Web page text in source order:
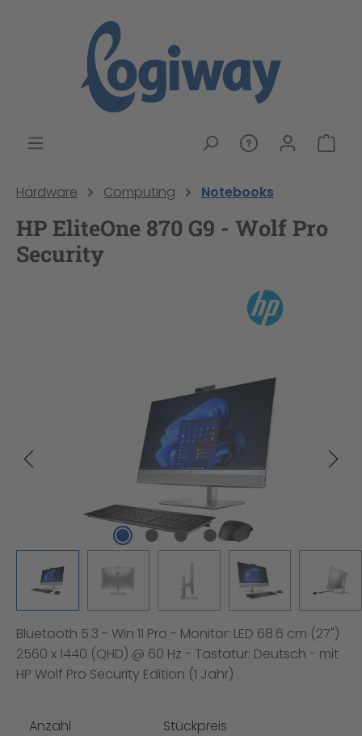
Hardware Computing Notebooks
HP EliteOne 870 G9 - Wolf Pro
Security
Bluetooth 5.3 - Win 11 Pro - Monitor: LED 68.6 cm (27")
2560 x 1440 (QHD) @ 60 Hz - Tastatur: Deutsch - mit
HP Wolf Pro Security Edition (1 Jahr)
Anzahl Stückpreis